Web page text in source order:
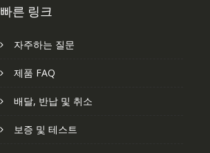
빠른 링크
자주하는 질문
제품 FAQ
배달, 반납 및 취소
보증 및 테스트